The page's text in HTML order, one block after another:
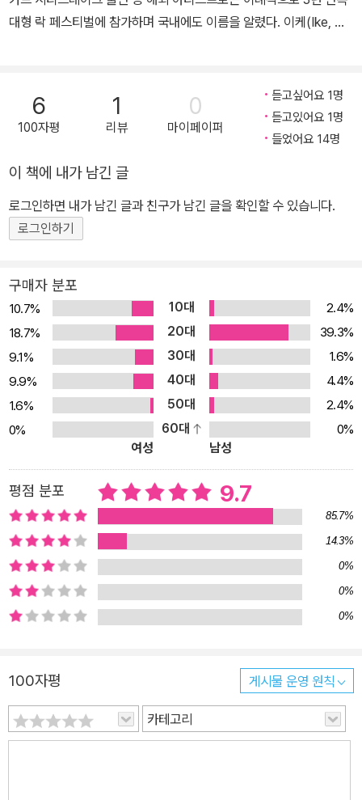
대형 락 페스티벌에 참가하며 국내에도 이름을 알렸다. 이케(Ike, 보
6
100자평
1
리뷰
0
마이페이퍼
듣고싶어요 1명
듣고있어요 1명
들었어요 14명
이 책에 내가 남긴 글
로그인하면 내가 남긴 글과 친구가 남긴 글을 확인할 수 있습니다.
로그인하기
구매자 분포
10.7% 10대
2.4%
18.7%
20대
39.3%
9.1%
30대
1.6%
9.9%
40대
4.4%
1.6%
50대
2.4%
0%
60대
0%
여성
남성
평점 분포 9.7
85.7%
14.3%
0%
0%
0%
100자평 게시물 운영 원칙
카테고리